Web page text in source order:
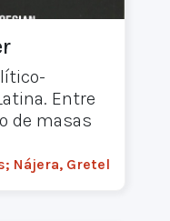
Entre
de masas
Nájera, Gretel